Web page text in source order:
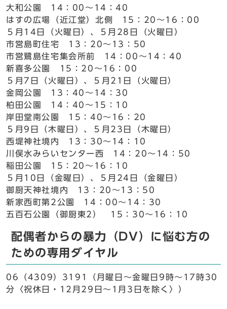
大和公園 14：00～14：40
はすの広場（近江堂）北側 15：20～16：00
５月14日（火曜日）、５月28日（火曜日）
市営島町住宅 13：20～13：50
市営鷺島住宅集会所前 14：00～14：40
新喜多公園 15：20～16：00
５月7日（火曜日）、５月21日（火曜日）
金岡公園 13：40～14：30
柏田公園 14：40～15：10
岸田堂南公園 15：40～16：20
５月9日（木曜日）、５月23日（木曜日）
西堤神社境内 13：30～14：10
川俣水みらいセンター西 14：20～14：50
稲田公園 15：20～16：10
５月10日（金曜日）、５月24日（金曜日）
御厨天神社境内 13：20～13：50
新家西町第2公園 14：00～14：30
五百石公園（御厨東2） 15：30～16：10
配偶者からの暴力（DV）に悩む方の
ための専用ダイヤル
06（4309）3191（月曜日～金曜日9時～17時30
分〈祝休日・12月29日～1月3日を除く〉）